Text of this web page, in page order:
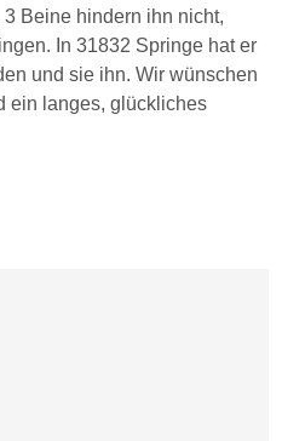
Beine hindern ihn nicht,
In 31832 Springe hat er
und sie ihn. Wir wünschen
ein langes, glückliches